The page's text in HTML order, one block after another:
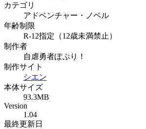
カテゴリ
アドベンチャー・ノベル
年齢制限
R-12指定（12歳未満禁止）
制作者
自虐勇者ぽぷり！
制作サイト
シエン
本体サイズ
93.3MB
Version
1.04
最終更新日